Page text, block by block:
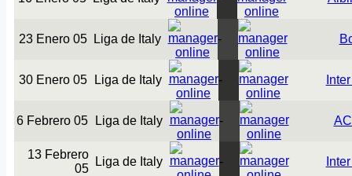
23 Enero 05 Liga de Italy -
30 Enero 05 Liga de Italy -
6 Febrero 05 Liga de Italy -
13 Febrero
05
Liga de Italy -